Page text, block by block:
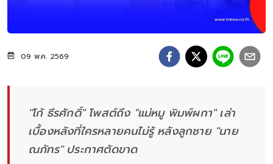
09 พ.ค. 2569
"โก้ ธีรศักดิ์" โพสต์ถึง "แม่หมู พิมพ์ผกา" เล่า
เบื้องหลังที่ใครหลายคนไม่รู้ หลังลูกชาย "นาย
ณภัทร" ประกาศตัดขาด